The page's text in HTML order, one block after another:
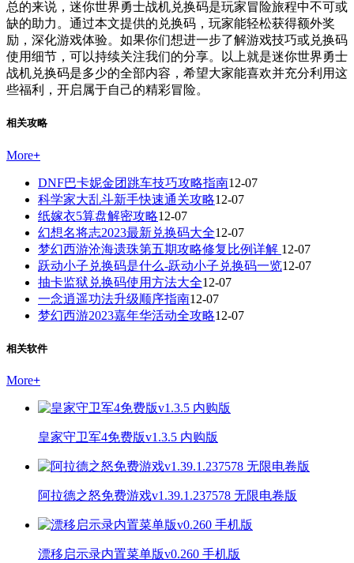
总的来说，迷你世界勇士战机兑换码是玩家冒险旅程中不可或
缺的助力。通过本文提供的兑换码，玩家能轻松获得额外奖
励，深化游戏体验。如果你们想进一步了解游戏技巧或兑换码
使用细节，可以持续关注我们的分享。以上就是迷你世界勇士
战机兑换码是多少的全部内容，希望大家能喜欢并充分利用这
些福利，开启属于自己的精彩冒险。
相关攻略
More+
DNF巴卡妮金团跳车技巧攻略指南12-07
科学家大乱斗新手快速通关攻略12-07
纸嫁衣5算盘解密攻略12-07
幻想名将志2023最新兑换码大全12-07
梦幻西游沧海遗珠第五期攻略修复比例详解 12-07
跃动小子兑换码是什么-跃动小子兑换码一览12-07
抽卡监狱兑换码使用方法大全12-07
一念逍遥功法升级顺序指南12-07
梦幻西游2023嘉年华活动全攻略12-07
相关软件
More+
皇家守卫军4免费版v1.3.5 内购版
阿拉德之怒免费游戏v1.39.1.237578 无限电卷版
漂移启示录内置菜单版v0.260 手机版